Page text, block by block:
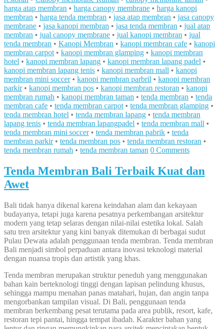
harga atap membran • harga canopy membrane • harga kanopi
membran • harga tenda membran • jasa atap membran • jasa canopy
membrane • jasa kanopi membran • jasa tenda membran • jual atap
membran • jual canopy membrane • jual kanopi membran • jual
tenda membran • Kanopi Membran • kanopi membran cafe • kanopi
membran carpot• kanopi membran glamping • kanopi membran
hotel • kanopi membran lapang • kanopi membran lapang padel •
kanopi membran lapang tenis • kanopi membran mall • kanopi
membran mini soccer• kanopi membran parbril • kanopi membran
parkir• kanopi membran pos • kanopi membran restoran • kanopi
membran rumah • kanopi membran taman • tenda membran • tenda
membran cafe • tenda membran carpot• tenda membran glamping •
tenda membran hotel • tenda membran lapang • tenda membran
lapang tenis • tenda membran lapangpadel • tenda membran mall •
tenda membran mini soccer• tenda membran pabrik • tenda
membran parkir• tenda membran pos • tenda membran restoran •
tenda membran rumah • tenda membran taman 0 Comments
Tenda Membran Bali Terbaik Kuat dan
Awet
Bali tidak hanya dikenal karena keindahan alam dan kekayaan
budayanya, tetapi juga karena pesatnya perkembangan arsitektur
modern yang tetap selaras dengan nilai-nilai estetika lokal. Salah
satu tren arsitektur yang kini banyak ditemukan di berbagai sudut
Pulau Dewata adalah penggunaan tenda membran. Tenda membran
Bali menjadi simbol perpaduan antara inovasi teknologi material
dengan nuansa tropis dan artistik yang khas.
Tenda membran merupakan struktur peneduh yang menggunakan
bahan kain berteknologi tinggi dengan lapisan pelindung khusus,
sehingga mampu menahan panas matahari, hujan, dan angin tanpa
mengorbankan tampilan visual. Di Bali, penggunaan tenda
membran berkembang pesat terutama pada area publik, resort, kafe,
restoran tepi pantai, hingga tempat ibadah. Karakter bahan yang